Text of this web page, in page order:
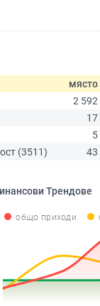
място
2 592
17
5
(3511)
43
Трендове
общо приходи